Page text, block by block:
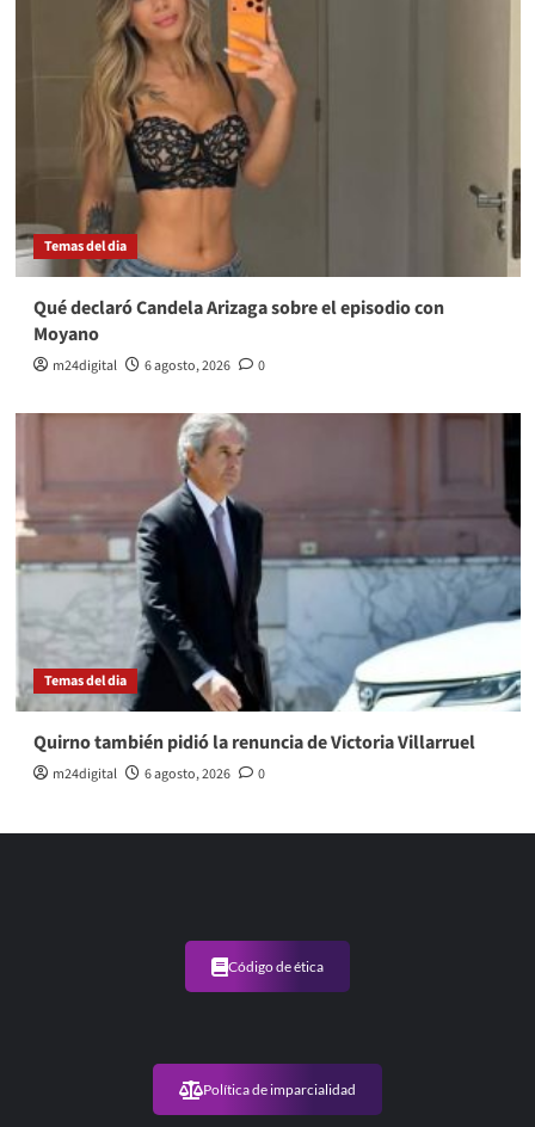
Temas del dia
Qué declaró Candela Arizaga sobre el episodio con
Moyano
m24digital 6 agosto, 2026 0
Temas del dia
Quirno también pidió la renuncia de Victoria Villarruel
m24digital 6 agosto, 2026 0
Código de ética
Política de imparcialidad